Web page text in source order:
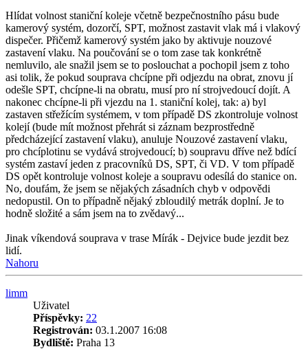
Hlídat volnost staniční koleje včetně bezpečnostního pásu bude
kamerový systém, dozorčí, SPT, možnost zastavit vlak má i vlakový
dispečer. Přičemž kamerový systém jako by aktivuje nouzové
zastavení vlaku. Na poučování se o tom zase tak konkrétně
nemluvilo, ale snažil jsem se to poslouchat a pochopil jsem z toho
asi tolik, že pokud souprava chcípne při odjezdu na obrat, znovu jí
odešle SPT, chcípne-li na obratu, musí pro ní strojvedoucí dojít. A
nakonec chcípne-li při vjezdu na 1. staniční kolej, tak: a) byl
zastaven střežícím systémem, v tom případě DS zkontroluje volnost
kolejí (bude mít možnost přehrát si záznam bezprostředně
předcházející zastavení vlaku), anuluje Nouzové zastavení vlaku,
pro chcíplotinu se vydává strojvedoucí; b) soupravu dříve než bdící
systém zastaví jeden z pracovníků DS, SPT, či VD. V tom případě
DS opět kontroluje volnost koleje a soupravu odesílá do stanice on.
No, doufám, že jsem se nějakých zásadních chyb v odpovědi
nedopustil. On to případně nějaký zbloudilý metrák doplní. Je to
hodně složité a sám jsem na to zvědavý...
Jinak víkendová souprava v trase Mírák - Dejvice bude jezdit bez
lidí.
Nahoru
limm
Uživatel
Příspěvky: 22
Registrován: 03.1.2007 16:08
Bydliště: Praha 13